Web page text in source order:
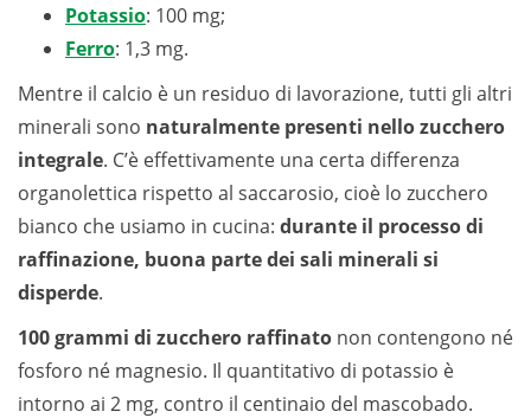
Potassio: 100 mg;
Ferro: 1,3 mg.
Mentre il calcio è un residuo di lavorazione, tutti gli altri
minerali sono naturalmente presenti nello zucchero
integrale. C’è effettivamente una certa differenza
organolettica rispetto al saccarosio, cioè lo zucchero
bianco che usiamo in cucina: durante il processo di
raffinazione, buona parte dei sali minerali si
disperde.
100 grammi di zucchero raffinato non contengono né
fosforo né magnesio. Il quantitativo di potassio è
intorno ai 2 mg, contro il centinaio del mascobado.